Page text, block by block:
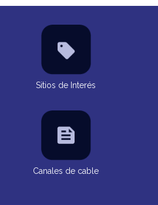
Sitios de Interés
Canales de cable